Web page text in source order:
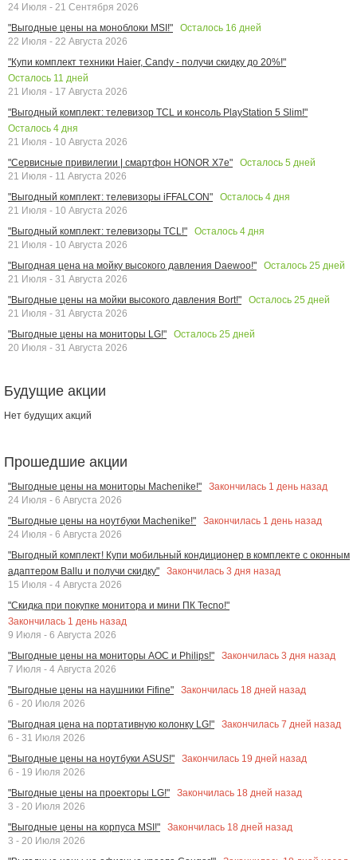
24 Июля - 21 Сентября 2026
"Выгодные цены на моноблоки MSI!"
Осталось 16 дней
22 Июля - 22 Августа 2026
"Купи комплект техники Haier, Candy - получи скидку до 20%!"
Осталось 11 дней
21 Июля - 17 Августа 2026
"Выгодный комплект: телевизор TCL и консоль PlayStation 5 Slim!"
Осталось 4 дня
21 Июля - 10 Августа 2026
"Сервисные привилегии | смартфон HONOR X7e"
Осталось 5 дней
21 Июля - 11 Августа 2026
"Выгодный комплект: телевизоры iFFALCON"
Осталось 4 дня
21 Июля - 10 Августа 2026
"Выгодный комплект: телевизоры TCL!"
Осталось 4 дня
21 Июля - 10 Августа 2026
"Выгодная цена на мойку высокого давления Daewoo!"
Осталось 25 дней
21 Июля - 31 Августа 2026
"Выгодные цены на мойки высокого давления Bort!"
Осталось 25 дней
21 Июля - 31 Августа 2026
"Выгодные цены на мониторы LG!"
Осталось 25 дней
20 Июля - 31 Августа 2026
Будущие акции
Нет будущих акций
Прошедшие акции
"Выгодные цены на мониторы Machenike!" Закончилась 1 день назад
24 Июля - 6 Августа 2026
"Выгодные цены на ноутбуки Machenike!"
Закончилась 1 день назад
24 Июля - 6 Августа 2026
"Выгодный комплект! Купи мобильный кондиционер в комплекте с оконным
адаптером Ballu и получи скидку"
Закончилась 3 дня назад
15 Июля - 4 Августа 2026
"Скидка при покупке монитора и мини ПК Tecno!"
Закончилась 1 день назад
9 Июля - 6 Августа 2026
"Выгодные цены на мониторы AOC и Philips!"
Закончилась 3 дня назад
7 Июля - 4 Августа 2026
"Выгодные цены на наушники Fifine"
Закончилась 18 дней назад
6 - 20 Июля 2026
"Выгодная цена на портативную колонку LG!"
Закончилась 7 дней назад
6 - 31 Июля 2026
"Выгодные цены на ноутбуки ASUS!"
Закончилась 19 дней назад
6 - 19 Июля 2026
"Выгодные цены на проекторы LG!"
Закончилась 18 дней назад
3 - 20 Июля 2026
"Выгодные цены на корпуса MSI!"
Закончилась 18 дней назад
3 - 20 Июля 2026